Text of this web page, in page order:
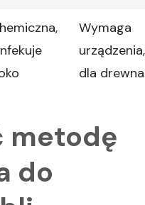
Wymaga
dla drewna
metodę
do